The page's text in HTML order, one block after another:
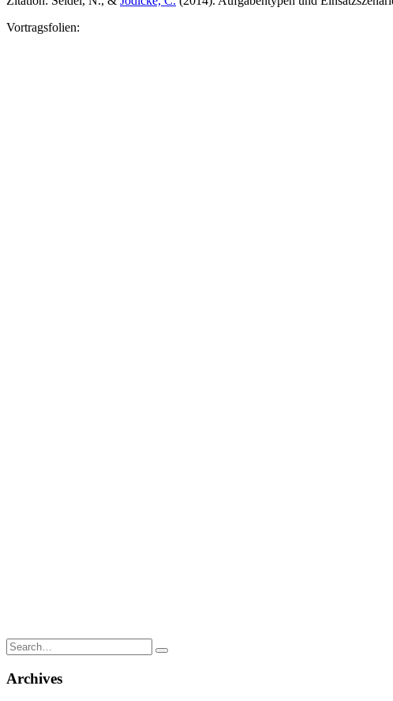
Vortragsfolien:
Search
for:
Archives